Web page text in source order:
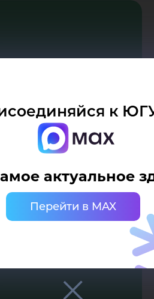
к
актуальное
Перейти в MAX
безопасность